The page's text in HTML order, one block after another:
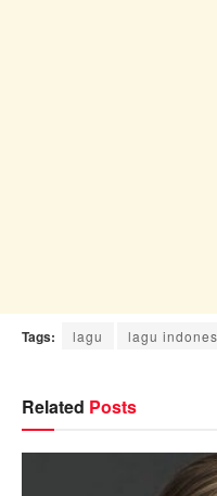
Tags: lagu lagu
Related Posts